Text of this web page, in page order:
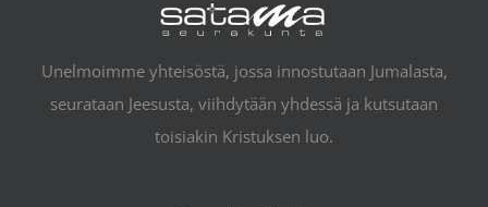
Unelmoimme yhteisöstä, jossa innostutaan Jumalasta,
seurataan Jeesusta, viihdytään yhdessä ja kutsutaan
toisiakin Kristuksen luo.